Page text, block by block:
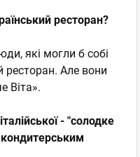
ресторан?
які могли б собі
ресторан. Але вони
Віта».
- "солодке